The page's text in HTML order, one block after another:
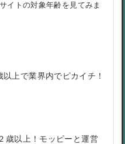
イトの対象年齢を見てみま
上で業界内でピカイチ！
歳以上！モッピーと運営